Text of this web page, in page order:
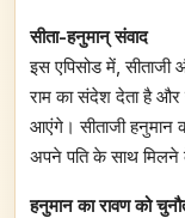
सीता-हनुमान्‌ संवाद
इस एपिसोड में, सीताजी
राम का संदेश देता है
आएंगे। सीताजी हनुमान
अपने पति के साथ मिलने
हनुमान का रावण को